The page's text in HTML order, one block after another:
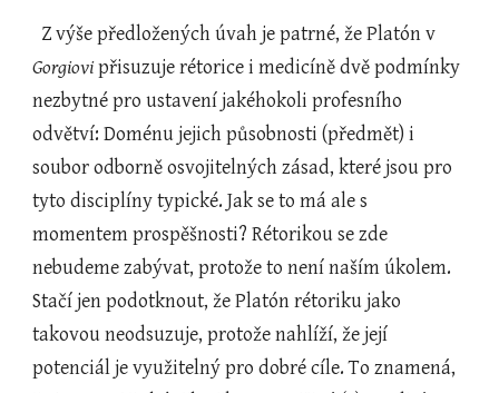
Gorgiovi přisuzuje rétorice i medicíně dvě podmínky
nezbytné pro ustavení jakéhokoli profesního
odvětví: Doménu jejich působnosti (předmět) i
soubor odborně osvojitelných zásad, které jsou pro
tyto disciplíny typické. Jak se to má ale s
momentem prospěšnosti? Rétorikou se zde
nebudeme zabývat, protože to není naším úkolem.
Stačí jen podotknout, že Platón rétoriku jako
takovou neodsuzuje, protože nahlíží, že její
potenciál je využitelný pro dobré cíle. To znamená,